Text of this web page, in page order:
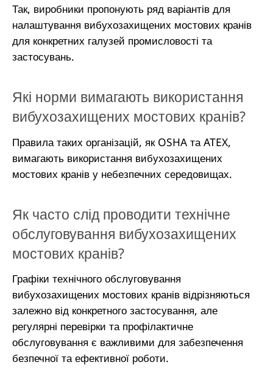
Так, виробники пропонують ряд варіантів для
налаштування вибухозахищених мостових кранів
для конкретних галузей промисловості та
застосувань.
Які норми вимагають використання
вибухозахищених мостових кранів?
Правила таких організацій, як OSHA та ATEX,
вимагають використання вибухозахищених
мостових кранів у небезпечних середовищах.
Як часто слід проводити технічне
обслуговування вибухозахищених
мостових кранів?
Графіки технічного обслуговування
вибухозахищених мостових кранів відрізняються
залежно від конкретного застосування, але
регулярні перевірки та профілактичне
обслуговування є важливими для забезпечення
безпечної та ефективної роботи.